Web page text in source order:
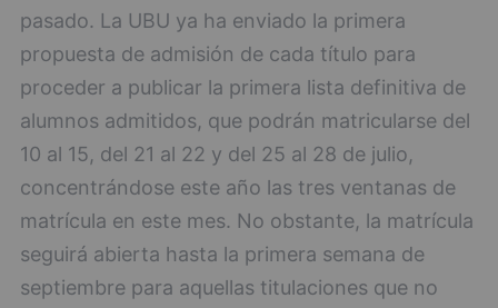
pasado. La UBU ya ha enviado la primera
propuesta de admisión de cada título para
proceder a publicar la primera lista definitiva de
alumnos admitidos, que podrán matricularse del
10 al 15, del 21 al 22 y del 25 al 28 de julio,
concentrándose este año las tres ventanas de
matrícula en este mes. No obstante, la matrícula
seguirá abierta hasta la primera semana de
septiembre para aquellas titulaciones que no